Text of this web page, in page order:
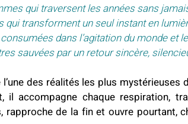
qui traversent les années sans
qui transforment un seul instant en
dans l’agitation du monde et
sauvées par un retour sincère,
des réalités les plus mystérieuses
il accompagne chaque respiration,
rapproche de la fin et ouvre pourtant,